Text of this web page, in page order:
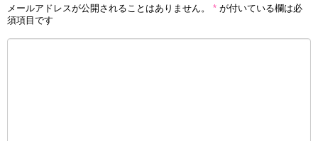
メールアドレスが公開されることはありません。 * が付いている欄は必
須項目です